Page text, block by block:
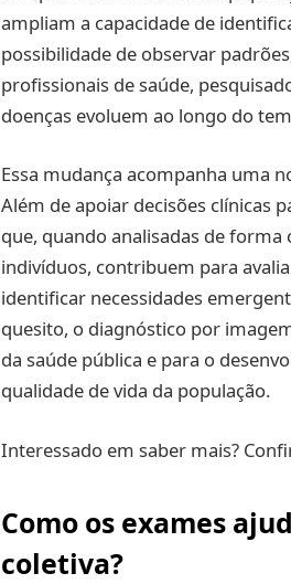
ampliam a capacidade de
possibilidade de observar
profissionais de saúde,
doenças evoluem ao longo do
Essa mudança acompanha uma
Além de apoiar decisões clínicas
que, quando analisadas de
indivíduos, contribuem para
identificar necessidades
quesito, o diagnóstico por
da saúde pública e para o
qualidade de vida da população.
Interessado em saber mais?
Como os exames
coletiva?